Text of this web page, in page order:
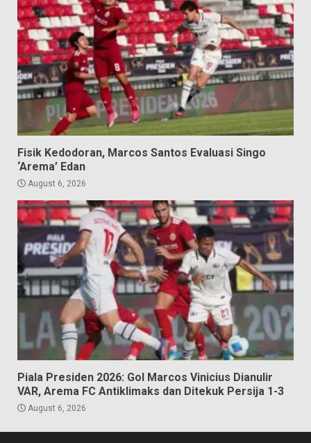
Fisik Kedodoran, Marcos Santos Evaluasi Singo
‘Arema’ Edan
August 6, 2026
Piala Presiden 2026: Gol Marcos Vinicius Dianulir
VAR, Arema FC Antiklimaks dan Ditekuk Persija 1-3
August 6, 2026